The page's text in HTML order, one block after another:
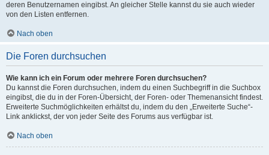
deren Benutzernamen eingibst. An gleicher Stelle kannst du sie auch wieder
von den Listen entfernen.
Nach oben
Die Foren durchsuchen
Wie kann ich ein Forum oder mehrere Foren durchsuchen?
Du kannst die Foren durchsuchen, indem du einen Suchbegriff in die Suchbox
eingibst, die du in der Foren-Übersicht, der Foren- oder Themenansicht findest.
Erweiterte Suchmöglichkeiten erhältst du, indem du den „Erweiterte Suche“-
Link anklickst, der von jeder Seite des Forums aus verfügbar ist.
Nach oben